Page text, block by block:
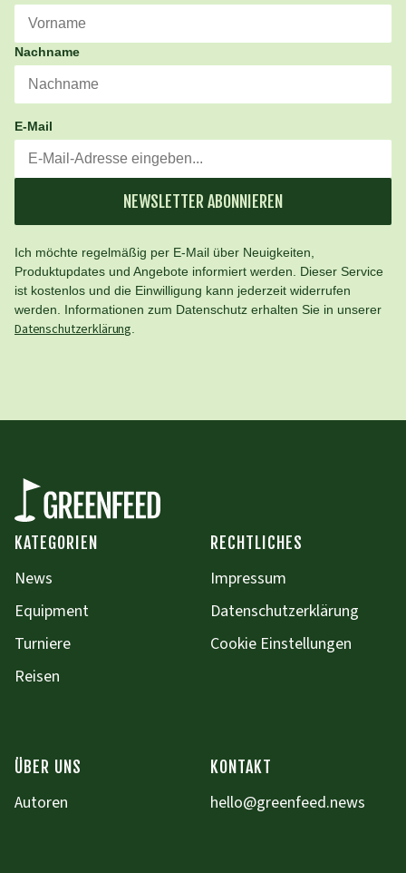
Nachname
E-Mail
NEWSLETTER ABONNIEREN
Ich möchte regelmäßig per E-Mail über Neuigkeiten,
Produktupdates und Angebote informiert werden. Dieser Service
ist kostenlos und die Einwilligung kann jederzeit widerrufen
werden. Informationen zum Datenschutz erhalten Sie in unserer
Datenschutzerklärung
KATEGORIEN
News
Equipment
Turniere
Reisen
RECHTLICHES
Impressum
Datenschutzerklärung
Cookie Einstellungen
ÜBER UNS
Autoren
KONTAKT
hello@greenfeed.news